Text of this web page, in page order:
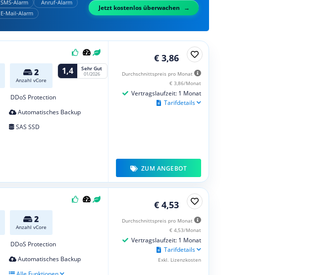
SMS‑Alarm
Anruf‑Alarm
E‑Mail‑Alarm
Jetzt kostenlos überwachen
2
Anzahl vCore
1,4 Sehr Gut
01/2026
DDoS Protection
Automatisches Backup
SAS SSD
€ 3,86
Durchschnittspreis pro Monat
€ 3,86/Monat
Vertragslaufzeit: 1 Monat
Tarifdetails
ZUM ANGEBOT
2
Anzahl vCore
DDoS Protection
Automatisches Backup
€ 4,53
Durchschnittspreis pro Monat
€ 4,53/Monat
Vertragslaufzeit: 1 Monat
Tarifdetails
Exkl. Lizenzkosten